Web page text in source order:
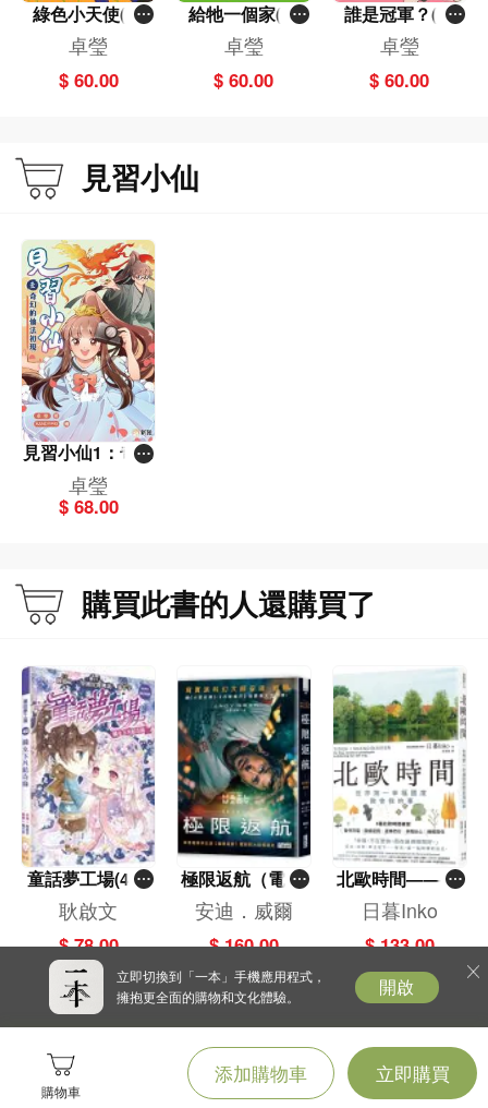
購物車
添加購物車 立即購買
綠色小天使(7)
[鬥嘴一班]
卓瑩
$ 60.00
給牠一個家(6)
[鬥嘴一班]
卓瑩
$ 60.00
誰是冠軍？(9)
[鬥嘴一班]
卓瑩
$ 60.00
見習小仙
見習小仙1：奇幻
的仙法初現
卓瑩
$ 68.00
購買此書的人還購買了
童話夢工場(40)
——織女下凡結
奇緣
耿啟文
$ 78.00
極限返航（電影
書衣典藏版）
（獨家收錄作者
訪談）
安迪．威爾
$ 160.00
北歐時間——世
界第一幸福國度
教會我的事
日暮Inko
$ 133.00
立即切換到「一本」手機應用程式，
擁抱更全面的購物和文化體驗。
開啟